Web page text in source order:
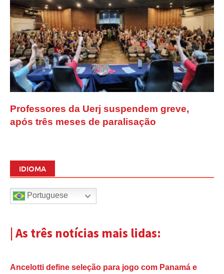
Professores da Uerj suspendem greve,
após três meses de paralisação
IDIOMA
Portuguese
| As três notícias mais lidas:
Ancelotti define seleção para jogo com Panamá e